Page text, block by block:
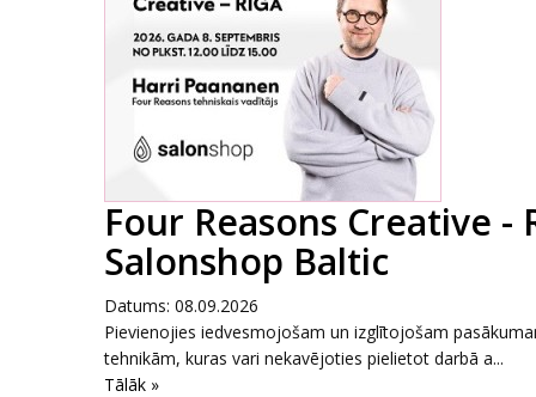
Four Reasons Creative -
Salonshop Baltic
Datums: 08.09.2026
Pievienojies iedvesmojošam un izglītojošam
tehnikām, kuras vari nekavējoties pielietot darbā a...
Tālāk »